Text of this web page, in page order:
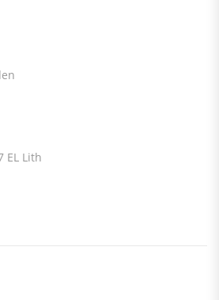
EL Lith